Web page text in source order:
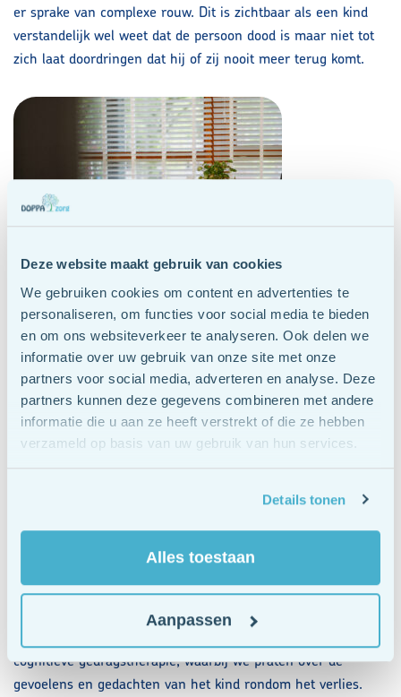
Deze website maakt gebruik van cookies
We gebruiken cookies om content en advertenties te
personaliseren, om functies voor social media te bieden
en om ons websiteverkeer te analyseren. Ook delen we
informatie over uw gebruik van onze site met onze
partners voor social media, adverteren en analyse. Deze
partners kunnen deze gegevens combineren met andere
informatie die u aan ze heeft verstrekt of die ze hebben
verzameld op basis van uw gebruik van hun services.
Details tonen
Alles toestaan
Aanpassen
er sprake van complexe rouw. Dit is zichtbaar als een kind
verstandelijk wel weet dat de persoon dood is maar niet tot
zich laat doordringen dat hij of zij nooit meer terug komt.
Hulp en behandeling bij
rouwverwerking voor kinderen
Kinderen die last hebben van blijvende rouwreacties,
functioneren niet meer in hun dagelijkse leven. Ze willen
niet meer naar school, spelen met vriendjes, huiswerk
maken lukt niet of ze zijn continu boos en verdrietig.
Hierdoor kunnen kinderen vastlopen in hun ontwikkeling.
Behandeling kan helpen om het verlies en de pijn die daarbij
hoort onder ogen te zien, weer vertrouwen te krijgen en
cognitieve gedragstherapie, waarbij we praten over de
gevoelens en gedachten van het kind rondom het verlies.